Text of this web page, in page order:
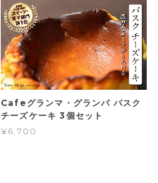
Cafeグランマ・グランパ バスク
チーズケーキ 3個セット
¥6,700